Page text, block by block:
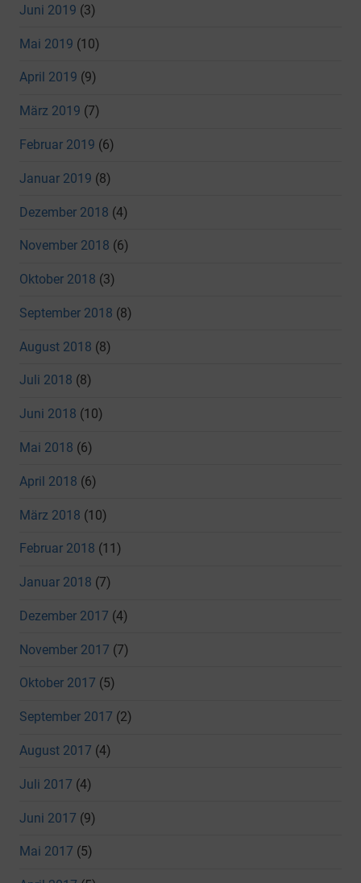
Juni 2019 (3)
Mai 2019 (10)
April 2019 (9)
März 2019 (7)
Februar 2019 (6)
Januar 2019 (8)
Dezember 2018 (4)
November 2018 (6)
Oktober 2018 (3)
September 2018 (8)
August 2018 (8)
Juli 2018 (8)
Juni 2018 (10)
Mai 2018 (6)
April 2018 (6)
März 2018 (10)
Februar 2018 (11)
Januar 2018 (7)
Dezember 2017 (4)
November 2017 (7)
Oktober 2017 (5)
September 2017 (2)
August 2017 (4)
Juli 2017 (4)
Juni 2017 (9)
Mai 2017 (5)